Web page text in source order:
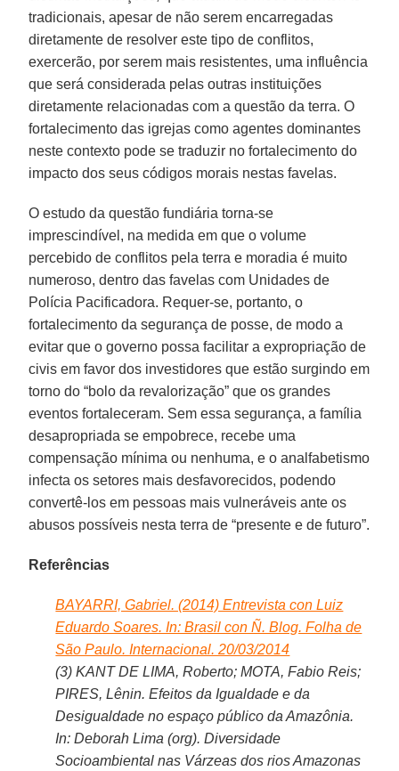
tradicionais, apesar de não serem encarregadas
diretamente de resolver este tipo de conflitos,
exercerão, por serem mais resistentes, uma influência
que será considerada pelas outras instituições
diretamente relacionadas com a questão da terra. O
fortalecimento das igrejas como agentes dominantes
neste contexto pode se traduzir no fortalecimento do
impacto dos seus códigos morais nestas favelas.
O estudo da questão fundiária torna-se
imprescindível, na medida em que o volume
percebido de conflitos pela terra e moradia é muito
numeroso, dentro das favelas com Unidades de
Polícia Pacificadora. Requer-se, portanto, o
fortalecimento da segurança de posse, de modo a
evitar que o governo possa facilitar a expropriação de
civis em favor dos investidores que estão surgindo em
torno do “bolo da revalorização” que os grandes
eventos fortaleceram. Sem essa segurança, a família
desapropriada se empobrece, recebe uma
compensação mínima ou nenhuma, e o analfabetismo
infecta os setores mais desfavorecidos, podendo
convertê-los em pessoas mais vulneráveis ante os
abusos possíveis nesta terra de “presente e de futuro”.
Referências
BAYARRI, Gabriel. (2014) Entrevista con Luiz
Eduardo Soares. In: Brasil con Ñ. Blog. Folha de
São Paulo. Internacional. 20/03/2014
(3) KANT DE LIMA, Roberto; MOTA, Fabio Reis;
PIRES, Lênin. Efeitos da Igualdade e da
Desigualdade no espaço público da Amazônia.
In: Deborah Lima (org). Diversidade
Socioambiental nas Várzeas dos rios Amazonas